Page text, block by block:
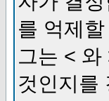
를 억제
그는 <
것인지를